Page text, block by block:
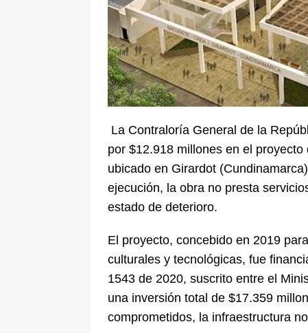
La Contraloría General de la
por $12.918 millones en el proyecto
ubicado en Girardot
ejecución, la obra no presta
estado de deterioro.
El proyecto, concebido en 2019
culturales y tecnológicas, fue
1543 de 2020, suscrito entre el
una inversión total de $17.359
comprometidos, la infraestructura